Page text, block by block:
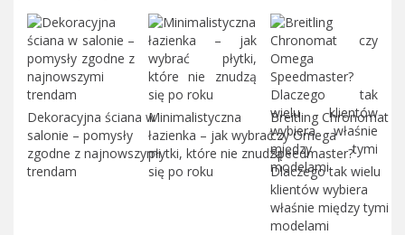
Dekoracyjna ściana w
salonie – pomysły
zgodne z najnowszymi
trendam
Minimalistyczna
łazienka – jak wybrać
płytki, które nie znudzą
się po roku
Breitling Chronomat
czy Omega
Speedmaster?
Dlaczego tak wielu
klientów wybiera
właśnie między tymi
modelami